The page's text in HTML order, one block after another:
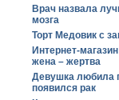
Врач назвала
мозга
Торт Медовик с
Интернет-
жена – жертва
Девушка любила
появился рак